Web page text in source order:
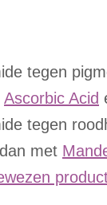
tegen
Ascorbic Acid
tegen
met